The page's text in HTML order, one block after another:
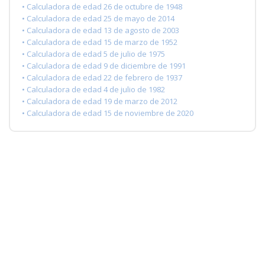
• Calculadora de edad 26 de octubre de 1948
• Calculadora de edad 25 de mayo de 2014
• Calculadora de edad 13 de agosto de 2003
• Calculadora de edad 15 de marzo de 1952
• Calculadora de edad 5 de julio de 1975
• Calculadora de edad 9 de diciembre de 1991
• Calculadora de edad 22 de febrero de 1937
• Calculadora de edad 4 de julio de 1982
• Calculadora de edad 19 de marzo de 2012
• Calculadora de edad 15 de noviembre de 2020